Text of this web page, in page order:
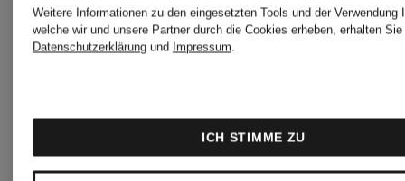
Marc
Mix &
Marc
Weitere Informationen zu den eingesetzten Tools und der Verwendung
welche wir und unsere Partner durch die Cookies erheben, erhalten
Datenschutzerklärung und Impressum.
ICH STIMME ZU